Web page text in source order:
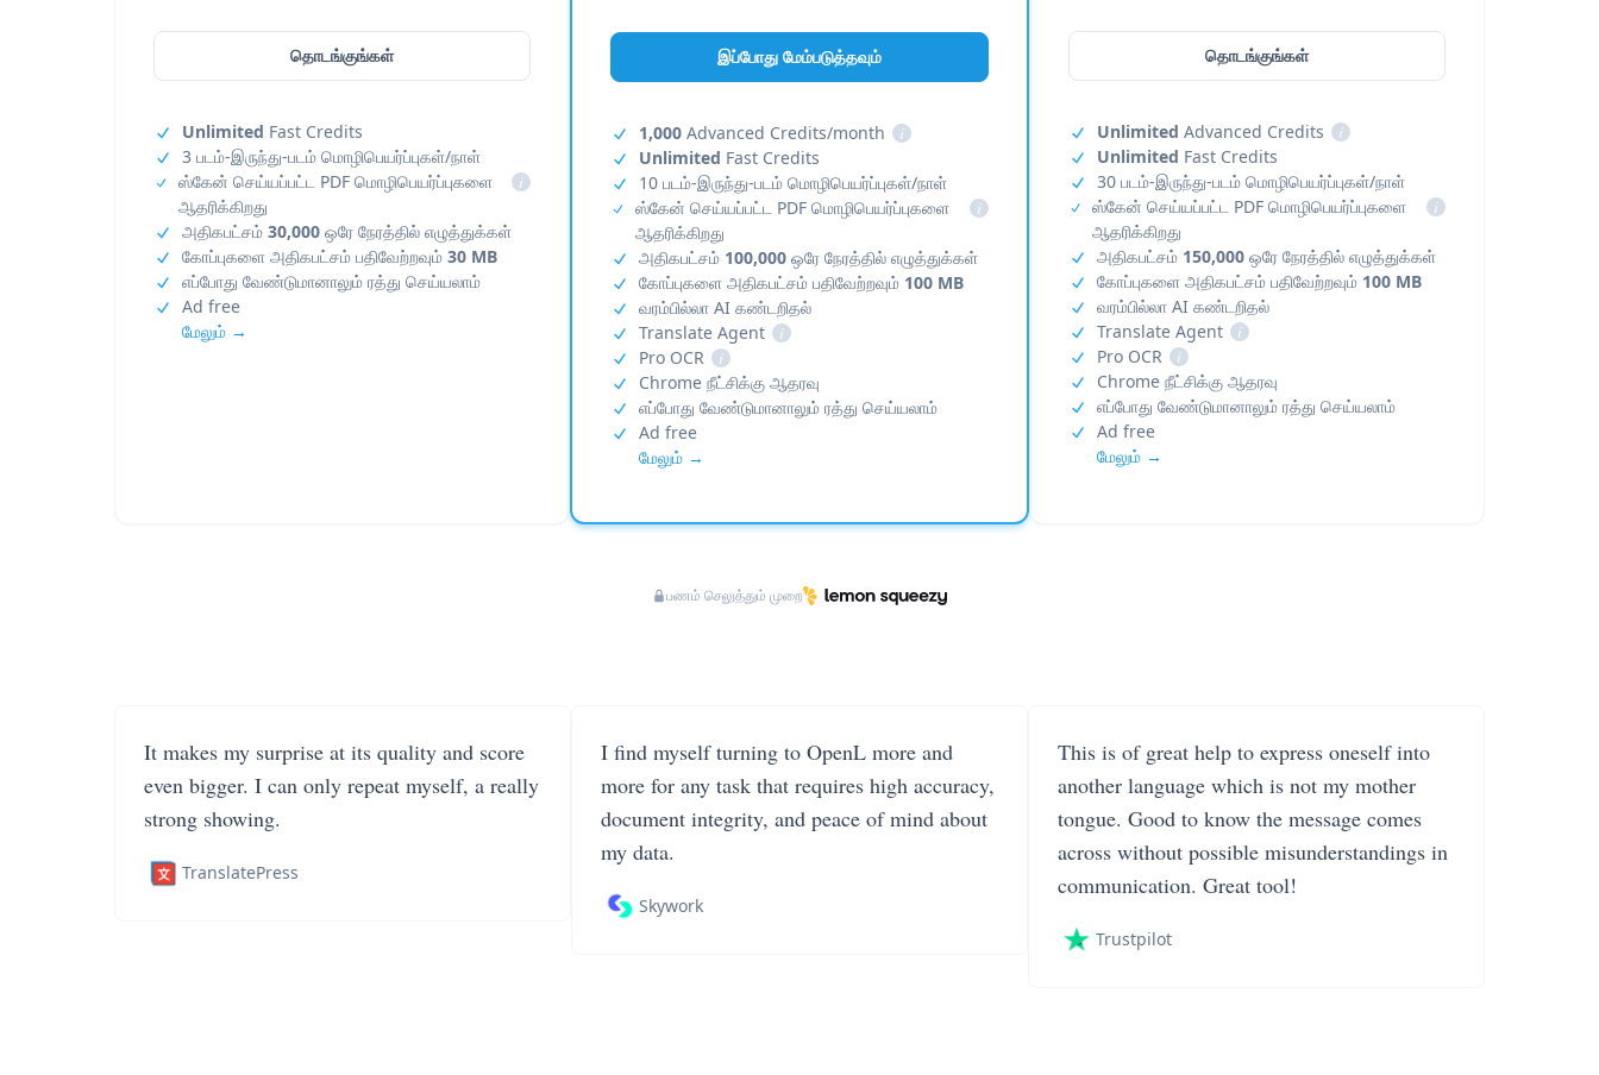
தொடங்குங்கள்
Unlimited Fast Credits
3 படம்-இருந்து-படம் மொழிபெயர்ப்புகள்/நாள்
ஸ்கேன் செய்யப்பட்ட PDF மொழிபெயர்ப்புகளை
ஆதரிக்கிறது
i
அதிகபட்சம் 30,000 ஒரே நேரத்தில் எழுத்துக்கள்
கோப்புகளை அதிகபட்சம் பதிவேற்றவும் 30 MB
எப்போது வேண்டுமானாலும் ரத்து செய்யலாம்
Ad free
மேலும் →
இப்போது மேம்படுத்தவும்
1,000 Advanced Credits/month
i
Unlimited Fast Credits
10 படம்-இருந்து-படம் மொழிபெயர்ப்புகள்/நாள்
ஸ்கேன் செய்யப்பட்ட PDF மொழிபெயர்ப்புகளை
ஆதரிக்கிறது
i
அதிகபட்சம் 100,000 ஒரே நேரத்தில் எழுத்துக்கள்
கோப்புகளை அதிகபட்சம் பதிவேற்றவும் 100 MB
வரம்பில்லா AI கண்டறிதல்
Translate Agent
i
Pro OCR
i
Chrome நீட்சிக்கு ஆதரவு
எப்போது வேண்டுமானாலும் ரத்து செய்யலாம்
Ad free
மேலும் →
தொடங்குங்கள்
Unlimited Advanced Credits
i
Unlimited Fast Credits
30 படம்-இருந்து-படம் மொழிபெயர்ப்புகள்/நாள்
ஸ்கேன் செய்யப்பட்ட PDF மொழிபெயர்ப்புகளை
ஆதரிக்கிறது
i
அதிகபட்சம் 150,000ஒரே நேரத்தில் எழுத்துக்கள்
கோப்புகளை அதிகபட்சம் பதிவேற்றவும் 100 MB
வரம்பில்லா AI கண்டறிதல்
Translate Agent
i
Pro OCR
i
Chrome நீட்சிக்கு ஆதரவு
எப்போது வேண்டுமானாலும் ரத்து செய்யலாம்
Ad free
மேலும் →
பணம் செலுத்தும் முறை
It makes my surprise at its quality and score
even bigger. I can only repeat myself, a really
strong showing.
TranslatePress
I find myself turning to OpenL more and
more for any task that requires high accuracy,
document integrity, and peace of mind about
my data.
Skywork
This is of great help to express oneself into
another language which is not my mother
tongue. Good to know the message comes
across without possible misunderstandings in
communication. Great tool!
Trustpilot